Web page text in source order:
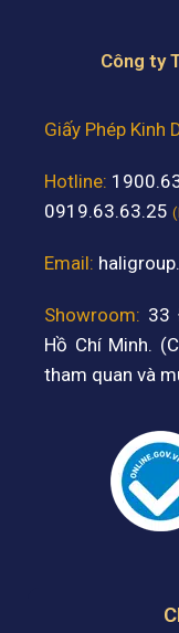
Công ty
Giấy Phép Kinh
Hotline:
0919.63.63.25
Email:
Showroom: 33
Hồ Chí Minh.
tham quan và